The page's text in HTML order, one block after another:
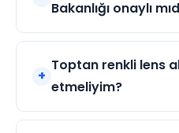
Bakanlığı onaylı
Toptan renkli lens
etmeliyim?